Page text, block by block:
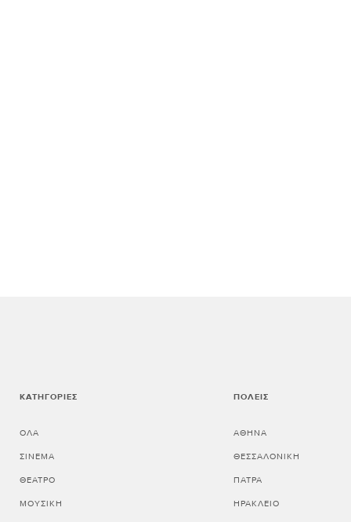
ΚΑΤΗΓΟΡΊΕΣ
ΌΛΑ
ΣΙΝΕΜΆ
ΘΈΑΤΡΟ
ΜΟΥΣΙΚΉ
ΠΌΛΕΙΣ
ΑΘΗΝΑ
ΘΕΣΣΑΛΟΝΙΚΗ
ΠΑΤΡΑ
ΗΡΑΚΛΕΙΟ